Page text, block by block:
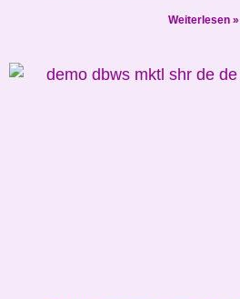
Weiterlesen »